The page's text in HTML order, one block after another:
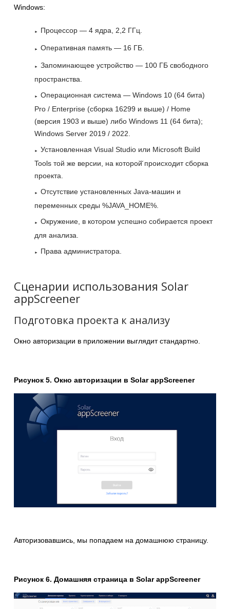
Windows:
Процессор — 4 ядра, 2,2 ГГц.
Оперативная память — 16 ГБ.
Запоминающее устройство — 100 ГБ свободного
пространства.
Операционная система — Windows 10 (64 бита)
Pro / Enterprise (сборка 16299 и выше) / Home
(версия 1903 и выше) либо Windows 11 (64 бита);
Windows Server 2019 / 2022.
Установленная Visual Studio или Microsoft Build
Tools той же версии, на которой̆ происходит сборка
проекта.
Отсутствие установленных Java-машин и
переменных среды %JAVA_HOME%.
Окружение, в котором успешно собирается проект
для анализа.
Права администратора.
Сценарии использования Solar
appScreener
Подготовка проекта к анализу
Окно авторизации в приложении выглядит стандартно.
Рисунок 5. Окно авторизации в Solar appScreener
Авторизовавшись, мы попадаем на домашнюю страницу.
Рисунок 6. Домашняя страница в Solar appScreener